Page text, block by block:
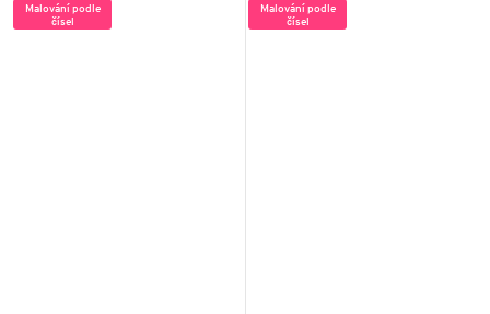
Malování podle
čísel
Malování podle
čísel